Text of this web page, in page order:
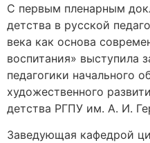
С первым пленарным
детства в русской
века как основа
воспитания» выступила
педагогики начального
художественного
детства РГПУ им. А. И.
Заведующая кафедрой